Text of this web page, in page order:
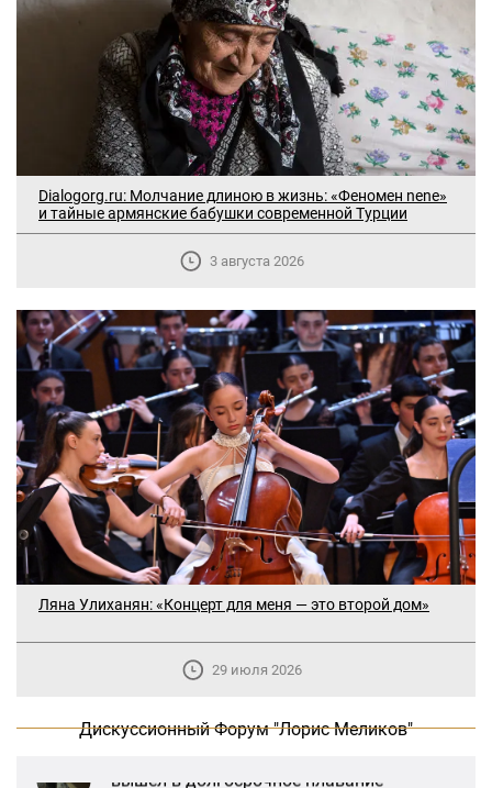
Dialogorg.ru: Молчание длиною в жизнь: «Феномен nene»
и тайные армянские бабушки современной Турции
3 августа 2026
Ляна Улиханян: «Концерт для меня — это второй дом»
29 июля 2026
Дискуссионный Форум "Лорис Меликов"
В Москве прошло заседание
дискуссионного форума «Лорис
Меликов» на тему: «ООН и
предотвращение геноцидов»
деятельность
вышел в долгосрочное плавание